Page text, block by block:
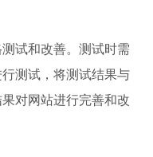
试和改善。测试时需
测试，将测试结果与
对网站进行完善和改